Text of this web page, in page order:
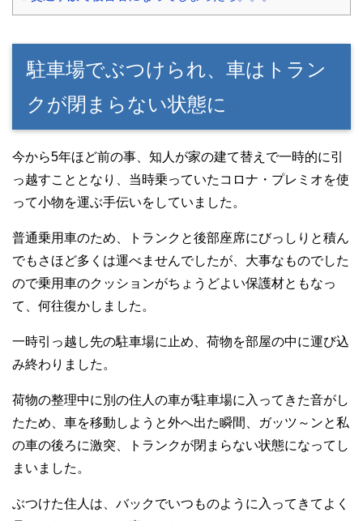
駐車場でぶつけられ、車はトラン
クが閉まらない状態に
今から5年ほど前の事、知人が家の建て替えで一時的に引
っ越すこととなり、当時乗っていたコロナ・プレミオを使
って小物を運ぶ手伝いをしていました。
普通乗用車のため、トランクと後部座席にびっしりと積ん
でもさほど多くは運べませんでしたが、大事なものでした
ので乗用車のクッションがちょうどよい保護材ともなっ
て、何往復かしました。
一時引っ越し先の駐車場に止め、荷物を部屋の中に運び込
み終わりました。
荷物の整理中に別の住人の車が駐車場に入ってきた音がし
たため、車を移動しようと外へ出た瞬間、ガッツ～ンと私
の車の後ろに激突、トランクが閉まらない状態になってし
まいました。
ぶつけた住人は、バックでいつものように入ってきてよく